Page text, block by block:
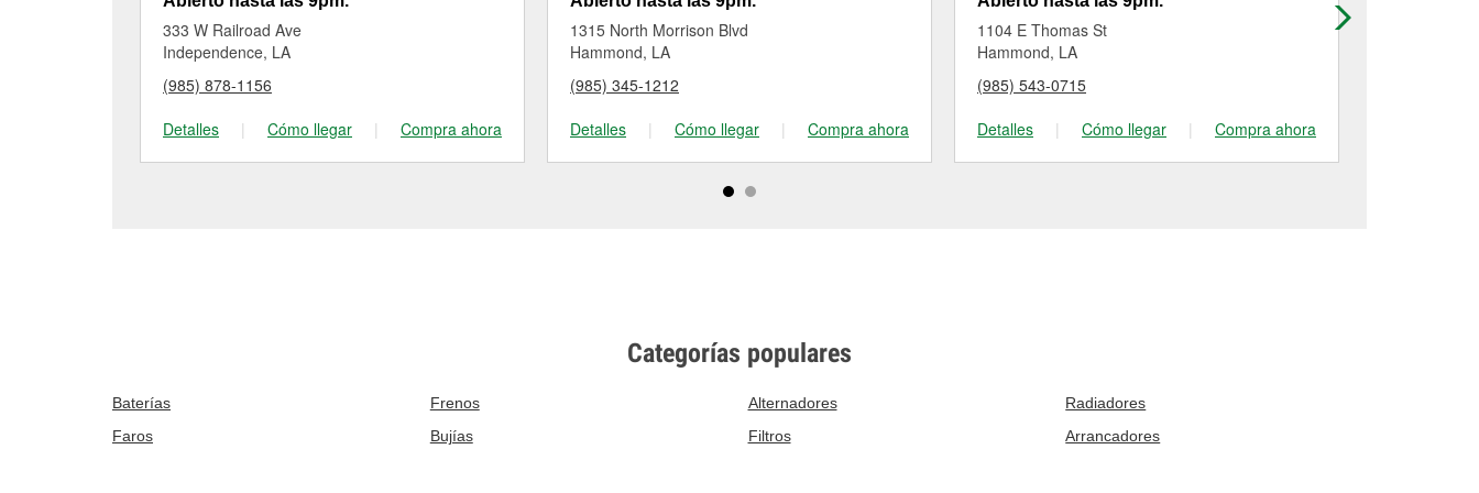
333 W Railroad Ave
Independence, LA
(985) 878-1156
Detalles
| Cómo llegar | Compra ahora
1315 North Morrison Blvd
Hammond, LA
(985) 345-1212
Detalles
| Cómo llegar | Compra ahora
1104 E Thomas St
Hammond, LA
(985) 543-0715
Detalles
| Cómo llegar | Compra ahora
Categorías populares
Baterías Frenos Alternadores
Radiadores
Faros
Bujías Filtros Arrancadores